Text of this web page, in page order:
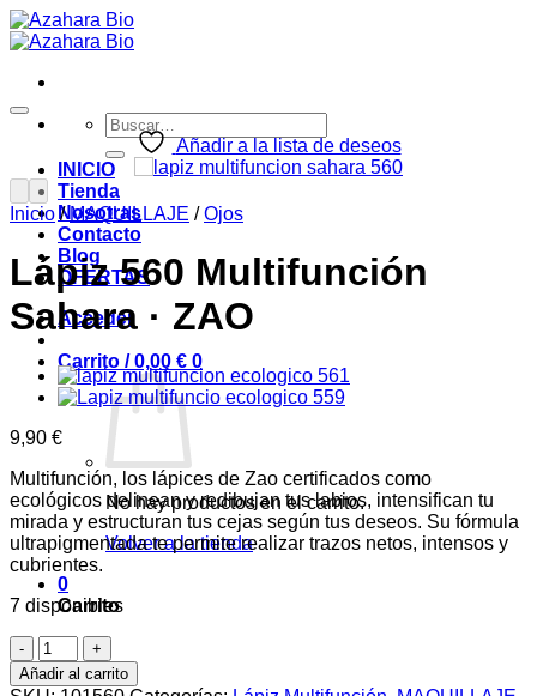
Saltar
al
Buscar
por:
INICIO
Tienda
Nosotras
Contacto
Blog
OFERTAS
Acceder
Carrito /0,00 € 0
No hay productos en el carrito.
Volver a la tienda
0
Carrito
Añadir a la lista de deseos
Inicio / MAQUILLAJE / Ojos
Lápiz 560 Multifunción
Sahara · ZAO
9,90 €
Multifunción, los lápices de Zao certificados como
ecológicos delinean y redibujan tus labios, intensifican tu
mirada y estructuran tus cejas según tus deseos. Su fórmula
ultrapigmentada te permite realizar trazos netos, intensos y
cubrientes.
7 disponibles
Lápiz
560
Multifunción
Añadir al carrito